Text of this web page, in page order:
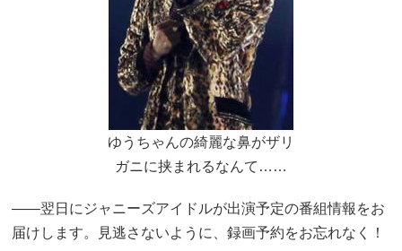
ゆうちゃんの綺麗な鼻がザリ
ガニに挟まれるなんて……
――翌日にジャニーズアイドルが出演予定の番組情報をお
届けします。見逃さないように、録画予約をお忘れなく！